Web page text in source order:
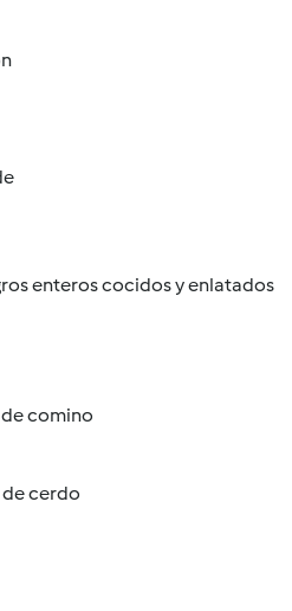
enteros cocidos y enlatados
comino
cerdo